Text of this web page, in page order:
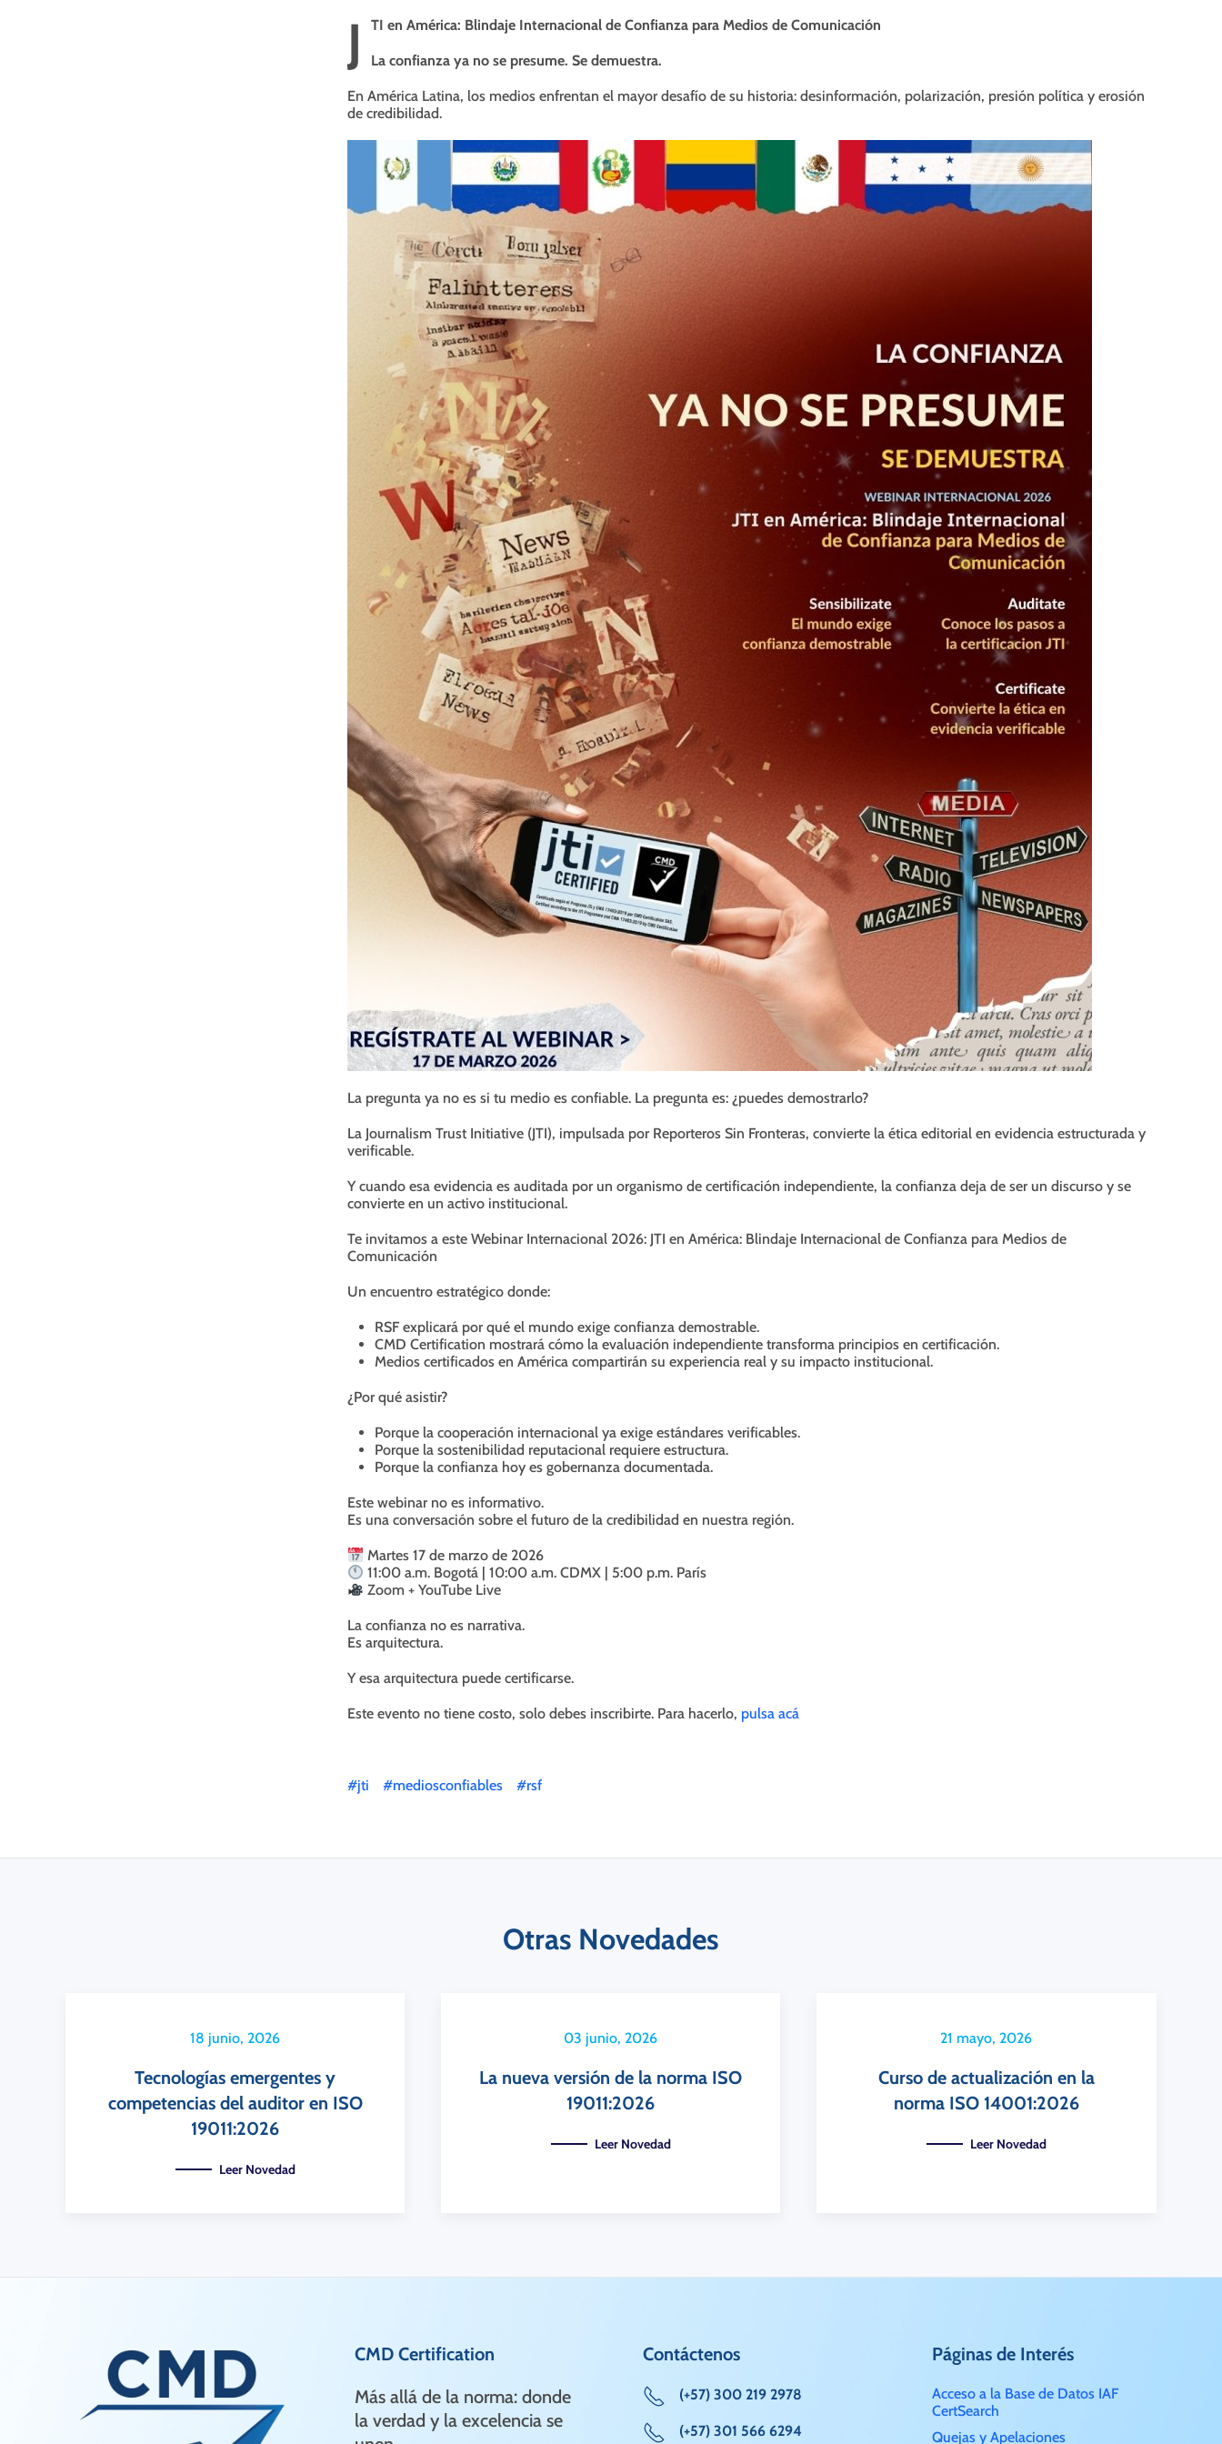
J TI en América: Blindaje Internacional de Confianza para Medios de Comunicación
La confianza ya no se presume. Se demuestra.
En América Latina, los medios enfrentan el mayor desafío de su historia: desinformación, polarización, presión política y erosión
de credibilidad.
La pregunta ya no es si tu medio es confiable. La pregunta es: ¿puedes demostrarlo?
La Journalism Trust Initiative (JTI), impulsada por Reporteros Sin Fronteras, convierte la ética editorial en evidencia estructurada y
verificable.
Y cuando esa evidencia es auditada por un organismo de certificación independiente, la confianza deja de ser un discurso y se
convierte en un activo institucional.
Te invitamos a este Webinar Internacional 2026: JTI en América: Blindaje Internacional de Confianza para Medios de
Comunicación
Un encuentro estratégico donde:
RSF explicará por qué el mundo exige confianza demostrable.
CMD Certification mostrará cómo la evaluación independiente transforma principios en certificación.
Medios certificados en América compartirán su experiencia real y su impacto institucional.
¿Por qué asistir?
Porque la cooperación internacional ya exige estándares verificables.
Porque la sostenibilidad reputacional requiere estructura.
Porque la confianza hoy es gobernanza documentada.
Este webinar no es informativo.
Es una conversación sobre el futuro de la credibilidad en nuestra región.
Martes 17 de marzo de 2026
11:00 a.m. Bogotá | 10:00 a.m. CDMX | 5:00 p.m. París
Zoom + YouTube Live
La confianza no es narrativa.
Es arquitectura.
Y esa arquitectura puede certificarse.
Este evento no tiene costo, solo debes inscribirte. Para hacerlo, pulsa acá
#jti #mediosconfiables #rsf
Otras Novedades
18 junio, 2026
Tecnologías emergentes y
competencias del auditor en ISO
19011:2026
Leer Novedad
03 junio, 2026
La nueva versión de la norma ISO
19011:2026
Leer Novedad
21 mayo, 2026
Curso de actualización en la
norma ISO 14001:2026
Leer Novedad
CMD Certification
Más allá de la norma: donde
la verdad y la excelencia se
Contáctenos
(+57) 300 219 2978
(+57) 301 566 6294
Páginas de Interés
Acceso a la Base de Datos IAF
CertSearch
Quejas y Apelaciones